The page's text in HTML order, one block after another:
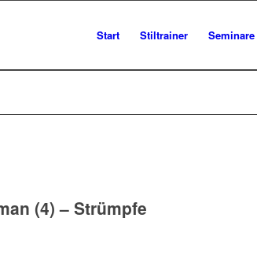
Start Stiltrainer Seminare
(4) – Strümpfe